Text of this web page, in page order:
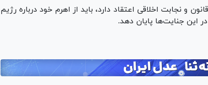
و نجابت اخلاقی اعتقاد دارد، باید از اهرم خود درباره رژیم
این جنایت‌ها پایان دهد.